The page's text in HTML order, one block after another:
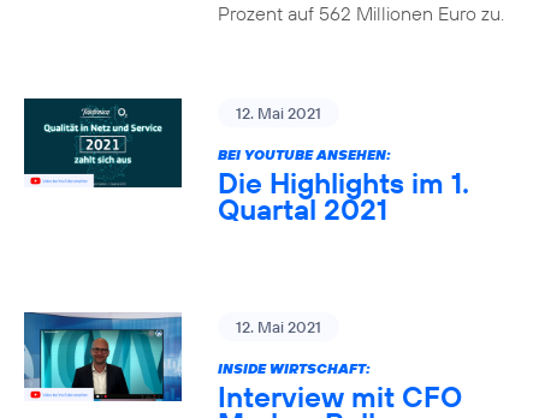
Prozent auf 562 Millionen Euro zu.
12. Mai 2021
BEI YOUTUBE ANSEHEN:
Die Highlights im 1.
Quartal 2021
12. Mai 2021
INSIDE WIRTSCHAFT:
Interview mit CFO